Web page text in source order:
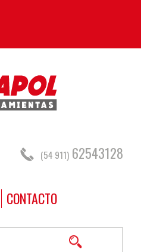
(54 911) 62543128
CONTACTO